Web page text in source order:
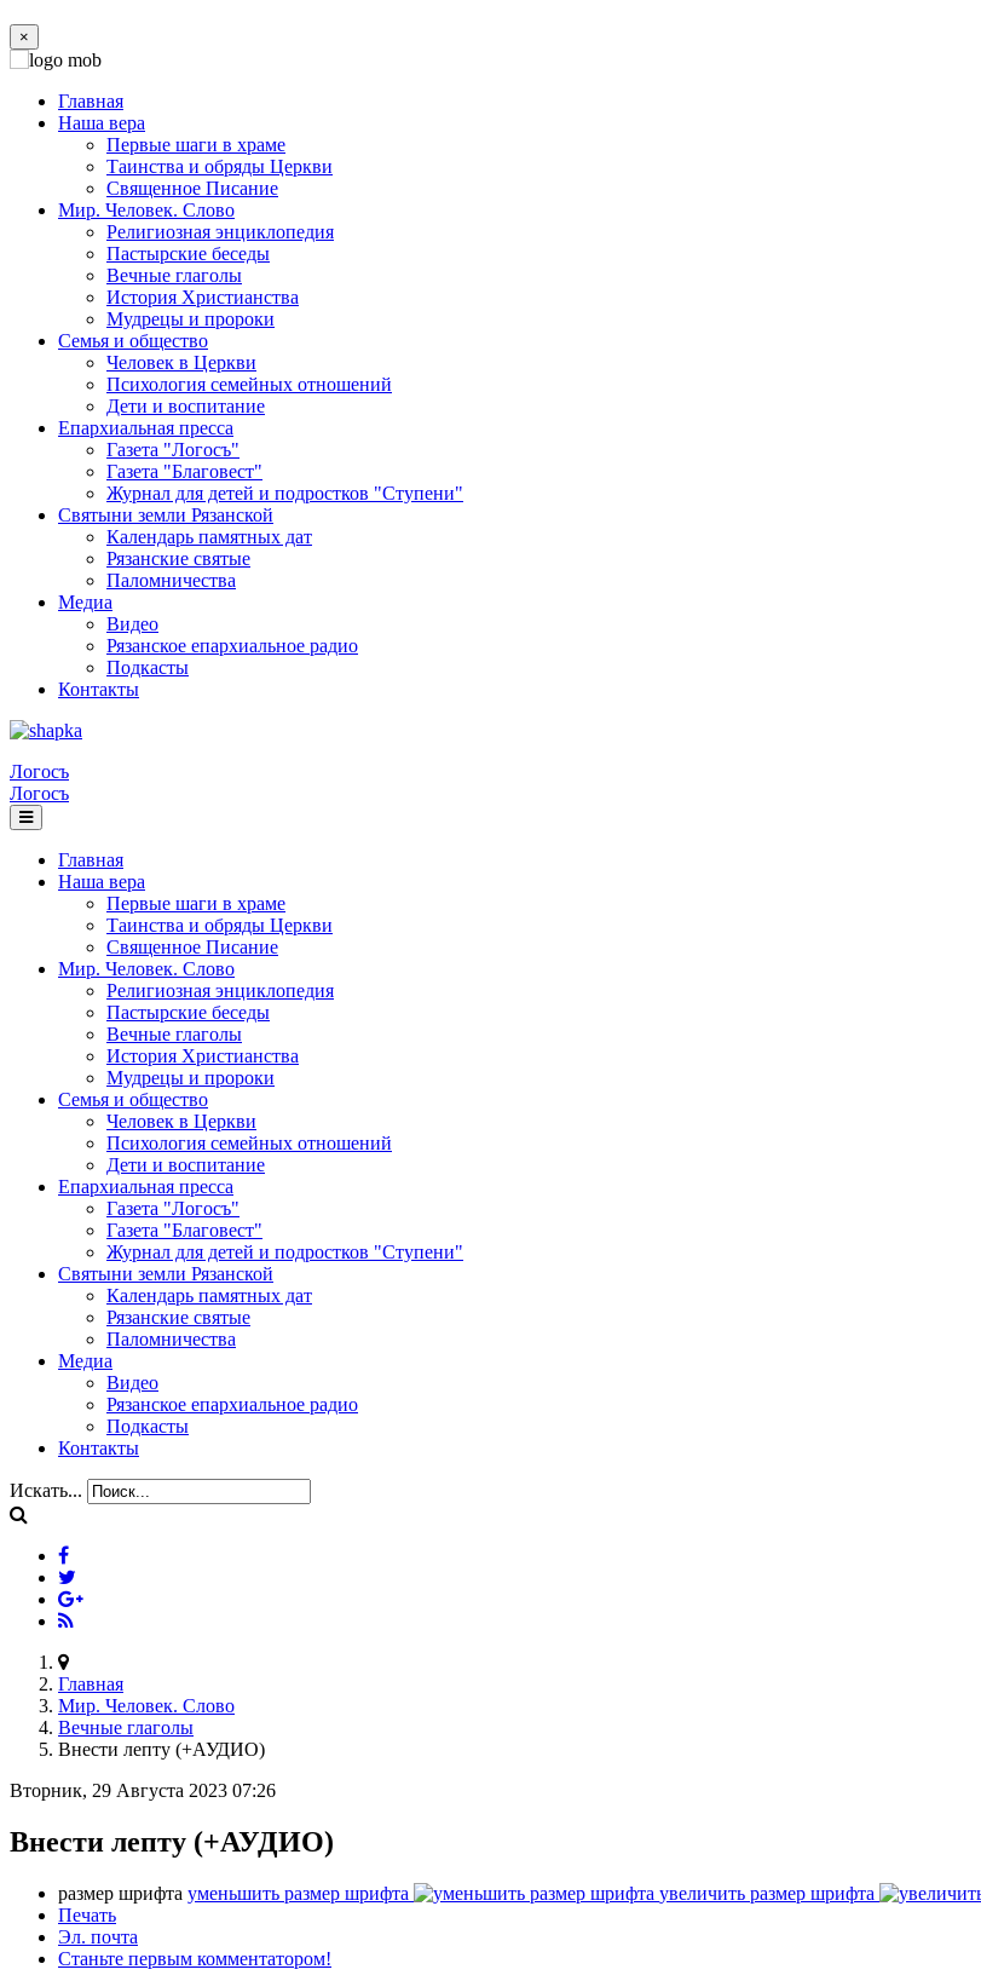
×
Главная
Наша вера
Первые шаги в храме
Таинства и обряды Церкви
Священное Писание
Мир. Человек. Слово
Религиозная энциклопедия
Пастырские беседы
Вечные глаголы
История Христианства
Мудрецы и пророки
Семья и общество
Человек в Церкви
Психология семейных отношений
Дети и воспитание
Епархиальная пресса
Газета "Логосъ"
Газета "Благовест"
Журнал для детей и подростков "Ступени"
Святыни земли Рязанской
Календарь памятных дат
Рязанские святые
Паломничества
Медиа
Видео
Рязанское епархиальное радио
Подкасты
Контакты
Логосъ
Логосъ
Главная
Наша вера
Первые шаги в храме
Таинства и обряды Церкви
Священное Писание
Мир. Человек. Слово
Религиозная энциклопедия
Пастырские беседы
Вечные глаголы
История Христианства
Мудрецы и пророки
Семья и общество
Человек в Церкви
Психология семейных отношений
Дети и воспитание
Епархиальная пресса
Газета "Логосъ"
Газета "Благовест"
Журнал для детей и подростков "Ступени"
Святыни земли Рязанской
Календарь памятных дат
Рязанские святые
Паломничества
Медиа
Видео
Рязанское епархиальное радио
Подкасты
Контакты
Искать...
Главная
Мир. Человек. Слово
Вечные глаголы
Внести лепту (+АУДИО)
Вторник, 29 Августа 2023 07:26
Внести лепту (+АУДИО)
размер шрифта уменьшить размер шрифта
увеличить размер шрифта
Печать
Эл. почта
Станьте первым комментатором!